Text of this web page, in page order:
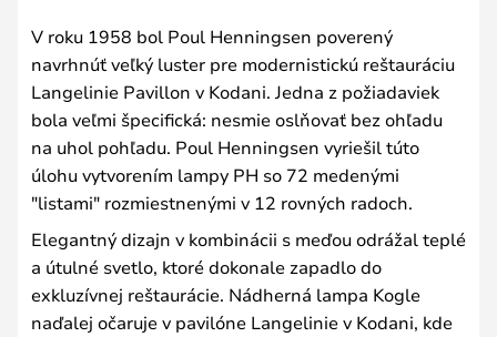
V roku 1958 bol Poul Henningsen poverený
navrhnúť veľký luster pre modernistickú reštauráciu
Langelinie Pavillon v Kodani. Jedna z požiadaviek
bola veľmi špecifická: nesmie oslňovať bez ohľadu
na uhol pohľadu. Poul Henningsen vyriešil túto
úlohu vytvorením lampy PH so 72 medenými
"listami" rozmiestnenými v 12 rovných radoch.
Elegantný dizajn v kombinácii s meďou odrážal teplé
a útulné svetlo, ktoré dokonale zapadlo do
exkluzívnej reštaurácie. Nádherná lampa Kogle
naďalej očaruje v pavilóne Langelinie v Kodani, kde